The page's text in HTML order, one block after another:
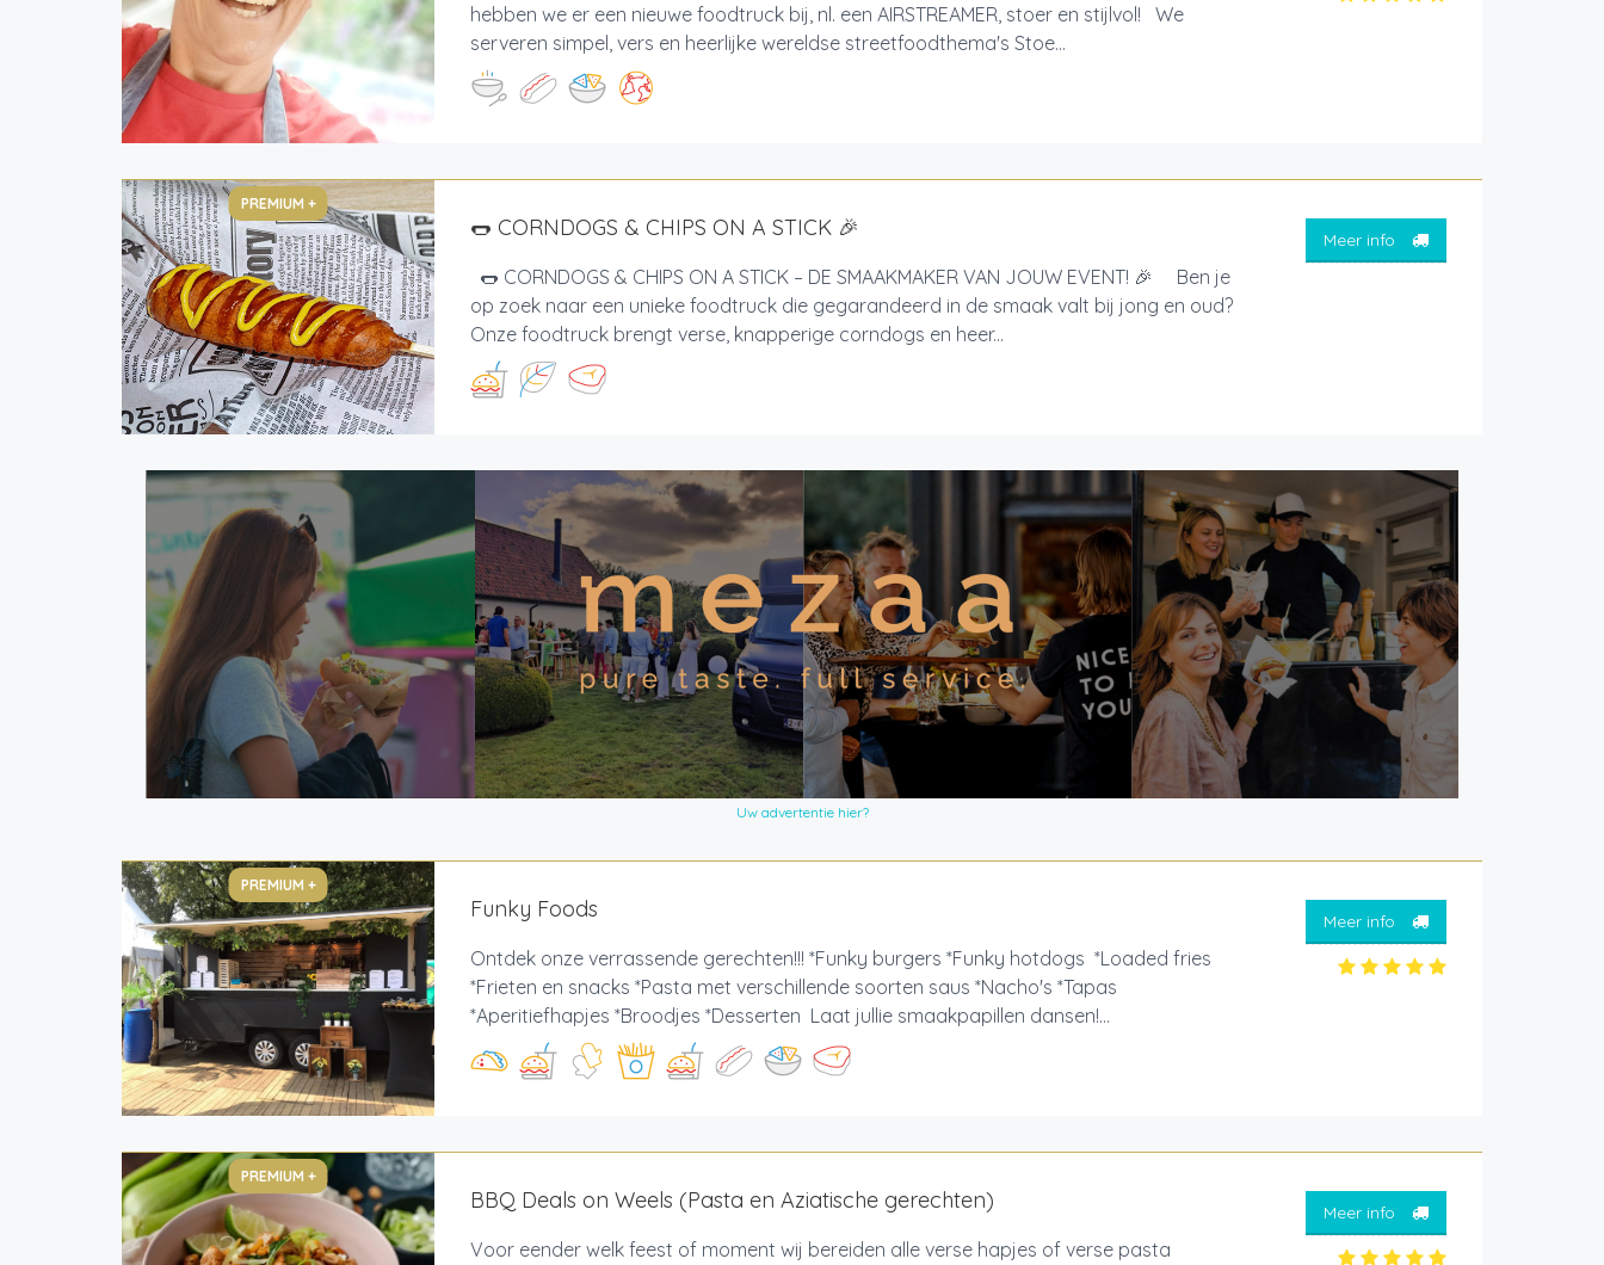
hebben we er een nieuwe foodtruck bij, nl. een AIRSTREAMER, stoer en stijlvol! We
serveren simpel, vers en heerlijke wereldse streetfoodthema's Stoe...
PREMIUM +
🌭 CORNDOGS & CHIPS ON A STICK 🎉
🌭 CORNDOGS & CHIPS ON A STICK – DE SMAAKMAKER VAN JOUW EVENT! 🎉 Ben je
op zoek naar een unieke foodtruck die gegarandeerd in de smaak valt bij jong en oud?
Onze foodtruck brengt verse, knapperige corndogs en heer...
Meer info
Uw advertentie hier?
PREMIUM +
Funky Foods
Ontdek onze verrassende gerechten!!! *Funky burgers *Funky hotdogs *Loaded fries
*Frieten en snacks *Pasta met verschillende soorten saus *Nacho's *Tapas
*Aperitiefhapjes *Broodjes *Desserten Laat jullie smaakpapillen dansen!...
Meer info
PREMIUM +
BBQ Deals on Weels (Pasta en Aziatische gerechten)
Voor eender welk feest of moment wij bereiden alle verse hapjes of verse pasta
Meer info